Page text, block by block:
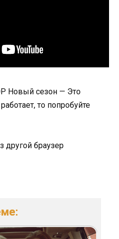
Новый сезон — Это
то попробуйте
другой браузер